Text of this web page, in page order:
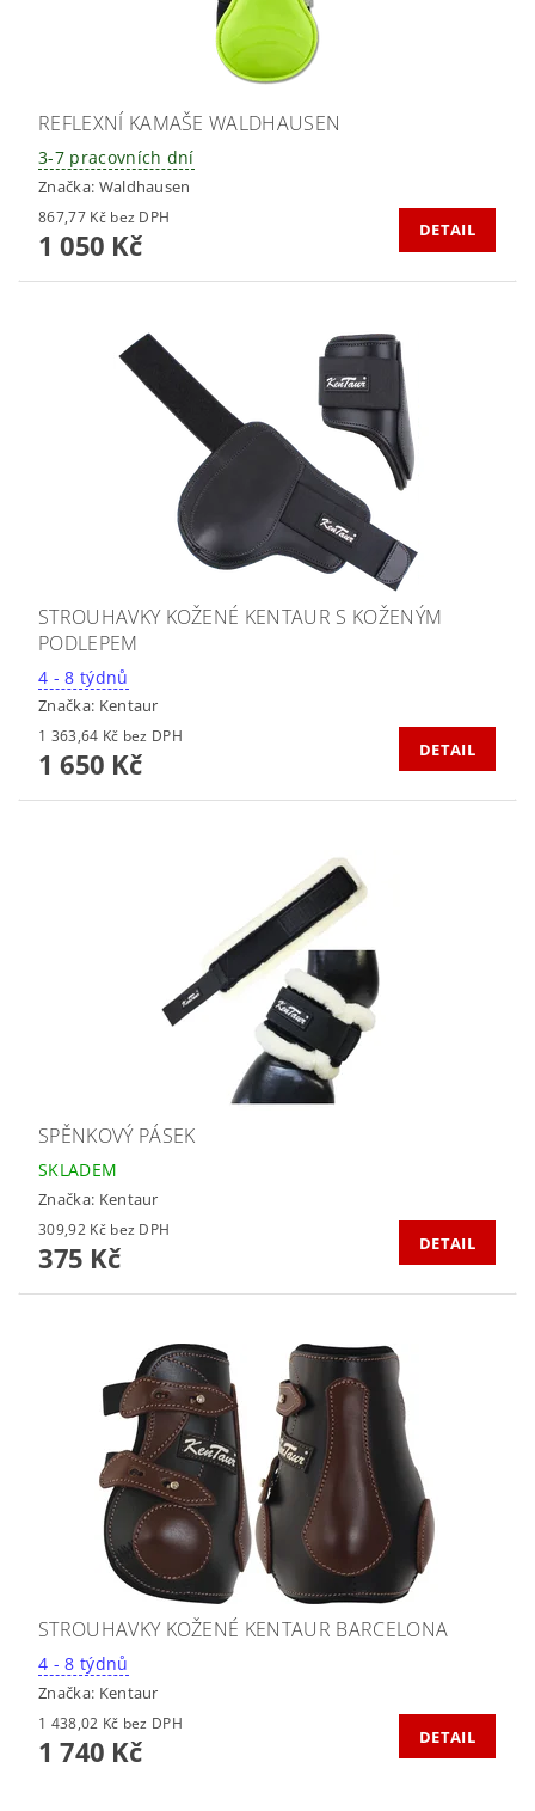
REFLEXNÍ KAMAŠE WALDHAUSEN
3-7 pracovních dní
Značka: Waldhausen
867,77 Kč bez DPH
1 050 Kč DETAIL
STROUHAVKY KOŽENÉ KENTAUR S KOŽENÝM
PODLEPEM
4 - 8 týdnů
Značka: Kentaur
1 363,64 Kč bez DPH
1 650 Kč DETAIL
SPĚNKOVÝ PÁSEK
SKLADEM
Značka: Kentaur
309,92 Kč bez DPH
375 Kč DETAIL
STROUHAVKY KOŽENÉ KENTAUR BARCELONA
4 - 8 týdnů
Značka: Kentaur
1 438,02 Kč bez DPH
1 740 Kč DETAIL